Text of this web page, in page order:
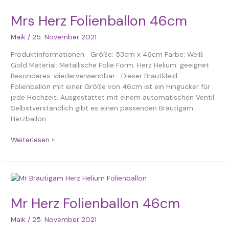
Mrs Herz Folienballon 46cm
Maik/25. November 2021
Produktinformationen Größe: 53cm x 46cm Farbe: Weiß
Gold Material: Metallische Folie Form: Herz Helium: geeignet
Besonderes: wiederverwendbar Dieser Brautkleid
Folienballon mit einer Größe von 46cm ist ein Hingucker für
jede Hochzeit. Ausgestattet mit einem automatischen Ventil.
Selbstverständlich gibt es einen passenden Bräutigam
Herzballon.
Folienballon
46cm
Weiterlesen »
Mr Herz Folienballon 46cm
Maik/25. November 2021
Mr
Folienballon
46cm